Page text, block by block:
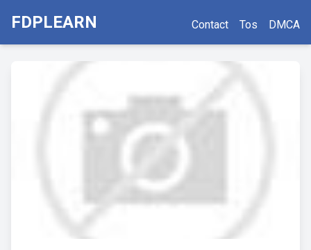
FDPLEARN Contact Tos DMCA